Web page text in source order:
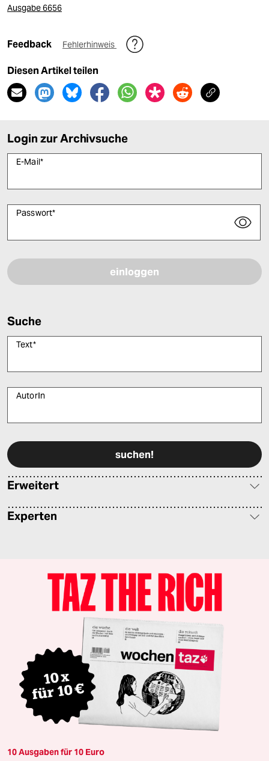
Ausgabe 6656
Feedback Fehlerhinweis
Diesen Artikel teilen
Login zur Archivsuche
E-Mail*
Passwort*
Suche
Text*
AutorIn
Erweitert
Experten
10 Ausgaben für 10 Euro